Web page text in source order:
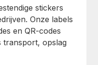
stickers
Onze labels
en QR-codes
transport, opslag